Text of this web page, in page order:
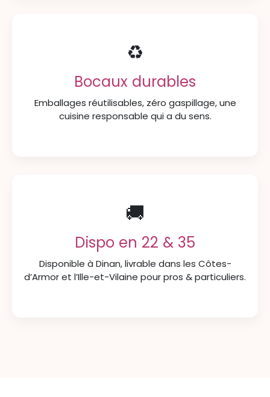
♻️
Bocaux durables
Emballages réutilisables, zéro gaspillage, une
cuisine responsable qui a du sens.
🚚
Dispo en 22 & 35
Disponible à Dinan, livrable dans les Côtes-
d’Armor et l’Ille-et-Vilaine pour pros & particuliers.